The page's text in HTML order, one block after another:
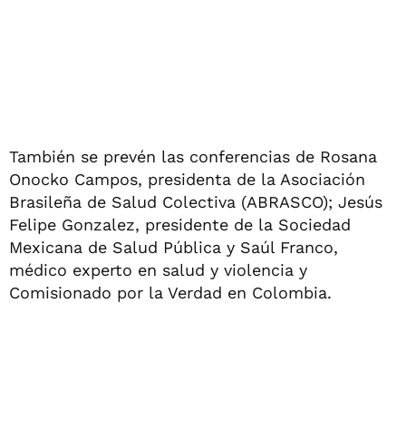
También se prevén las conferencias de Rosana
Onocko Campos, presidenta de la Asociación
Brasileña de Salud Colectiva (ABRASCO); Jesús
Felipe Gonzalez, presidente de la Sociedad
Mexicana de Salud Pública y Saúl Franco,
médico experto en salud y violencia y
Comisionado por la Verdad en Colombia.